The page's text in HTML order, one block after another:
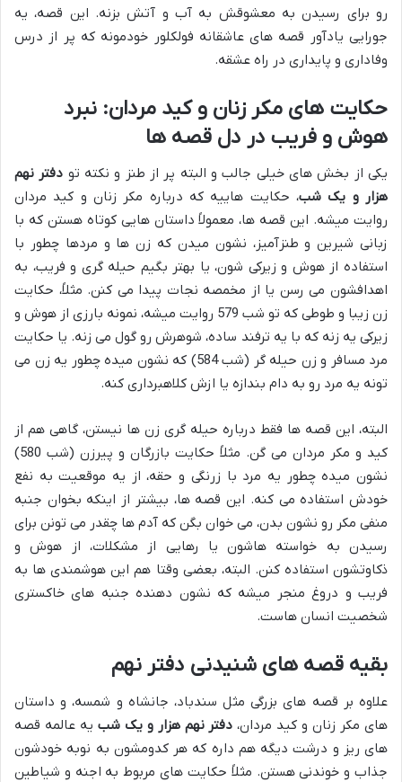
رو برای رسیدن به معشوقش به آب و آتش بزنه. این قصه، یه
جورایی یادآور قصه های عاشقانه فولکلور خودمونه که پر از درس
وفاداری و پایداری در راه عشقه.
حکایت های مکر زنان و کید مردان: نبرد
هوش و فریب در دل قصه ها
یکی از بخش های خیلی جالب و البته پر از طنز و نکته تو دفتر نهم
هزار و یک شب، حکایت هاییه که درباره مکر زنان و کید مردان
روایت میشه. این قصه ها، معمولاً داستان هایی کوتاه هستن که با
زبانی شیرین و طنزآمیز، نشون میدن که زن ها و مردها چطور با
استفاده از هوش و زیرکی شون، یا بهتر بگیم حیله گری و فریب، به
اهدافشون می رسن یا از مخمصه نجات پیدا می کنن. مثلاً، حکایت
زن زیبا و طوطی که تو شب 579 روایت میشه، نمونه بارزی از هوش و
زیرکی یه زنه که با یه ترفند ساده، شوهرش رو گول می زنه. یا حکایت
مرد مسافر و زن حیله گر (شب 584) که نشون میده چطور یه زن می
تونه یه مرد رو به دام بندازه یا ازش کلاهبرداری کنه.
البته، این قصه ها فقط درباره حیله گری زن ها نیستن، گاهی هم از
کید و مکر مردان می گن. مثلاً حکایت بازرگان و پیرزن (شب 580)
نشون میده چطور یه مرد با زرنگی و حقه، از یه موقعیت به نفع
خودش استفاده می کنه. این قصه ها، بیشتر از اینکه بخوان جنبه
منفی مکر رو نشون بدن، می خوان بگن که آدم ها چقدر می تونن برای
رسیدن به خواسته هاشون یا رهایی از مشکلات، از هوش و
ذکاوتشون استفاده کنن. البته، بعضی وقتا هم این هوشمندی ها به
فریب و دروغ منجر میشه که نشون دهنده جنبه های خاکستری
شخصیت انسان هاست.
بقیه قصه های شنیدنی دفتر نهم
علاوه بر قصه های بزرگی مثل سندباد، جانشاه و شمسه، و داستان
های مکر زنان و کید مردان، دفتر نهم هزار و یک شب یه عالمه قصه
های ریز و درشت دیگه هم داره که هر کدومشون به نوبه خودشون
جذاب و خوندنی هستن. مثلاً حکایت های مربوط به اجنه و شیاطین